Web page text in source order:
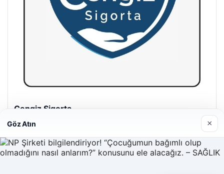
Hastaş Beton
26/05/2026
Göz Atın ×